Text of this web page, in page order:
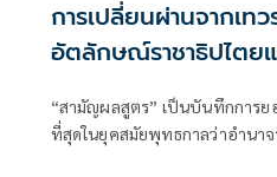
การเปลี่ยนผ่านจากเท
อัตลักษณ์ราชาธิปไตย
พระไตรปิฏก : สามัญผ
ขีดจำกัดของอำนาจรัฐ
ทรัพย์สิน
“สามัญผลสูตร” เป็นบันทึกการ
ที่สุดในยุคสมัยพุทธกาลว่าอำนา